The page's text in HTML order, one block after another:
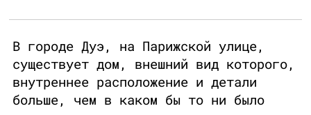
В городе Дуэ, на Парижской улице,
существует дом, внешний вид которого,
внутреннее расположение и детали
больше, чем в каком бы то ни было